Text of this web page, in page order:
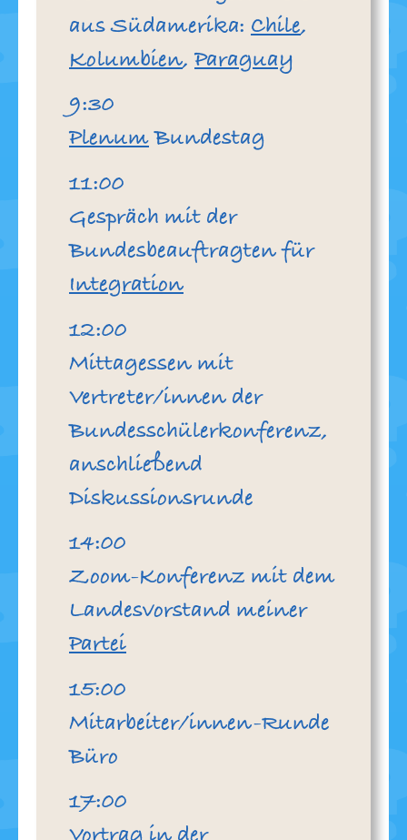
aus Südamerika: Chile,
Kolumbien, Paraguay
9:30
PlenumBundestag
11:00
Gespräch mit der
Bundesbeauftragten für
Integration
12:00
Mittagessen mit
Vertreter/innen der
Bundesschülerkonferenz,
anschließend
Diskussionsrunde
14:00
Zoom-Konferenz mit dem
Landesvorstand meiner
Partei
15:00
Mitarbeiter/innen-Runde
Büro
17:00